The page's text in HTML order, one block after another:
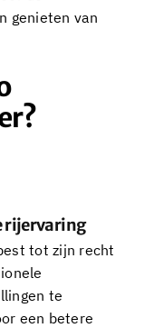
genieten van
rijervaring
tot zijn recht
te
een betere